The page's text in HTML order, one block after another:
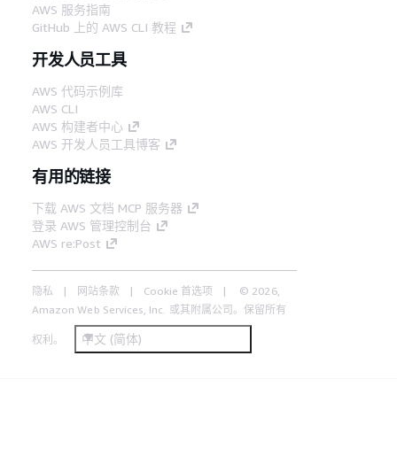
AWS 服务指南
GitHub 上的 AWS CLI 教程
开发人员工具
AWS 代码示例库
AWS CLI
AWS 构建者中心
AWS 开发人员工具博客
有用的链接
下载 AWS 文档 MCP 服务器
登录 AWS 管理控制台
AWS re:Post
隐私 网站条款 Cookie 首选项
© 2026,
Amazon Web Services, Inc. 或其附属公司。保留所有
权利。 中文 (简体)